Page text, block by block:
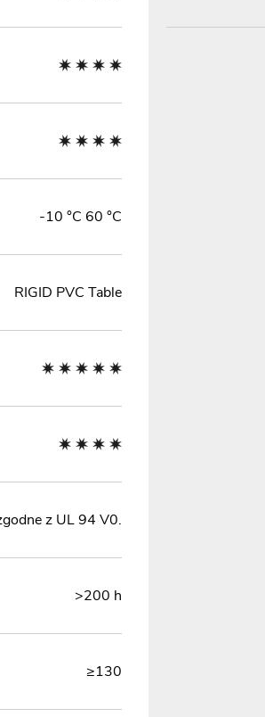
-10 °C 60 °C
RIGID PVC Table
z UL 94 V0.
>200 h
≥130